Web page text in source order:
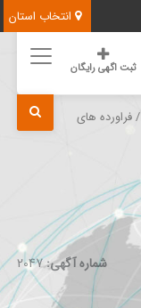
انتخاب استان
ثبت اگهی رایگان
/ فراورده های
شماره آگهی:2047